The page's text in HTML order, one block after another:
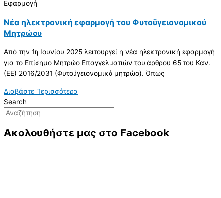
Εφαρμογή
Νέα ηλεκτρονική εφαρμογή του Φυτοϋγειονομικού
Μητρώου
Από την 1η Ιουνίου 2025 λειτουργεί η νέα ηλεκτρονική εφαρμογή
για το Επίσημο Μητρώο Επαγγελματιών του άρθρου 65 του Καν.
(ΕΕ) 2016/2031 (Φυτοϋγειονομικό μητρώο). Όπως
Διαβάστε Περισσότερα
Search
Ακολουθήστε μας στο Facebook